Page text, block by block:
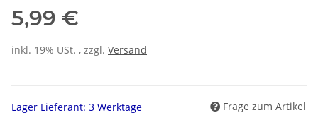
5,99 €
inkl. 19% USt. , zzgl. Versand
Lager Lieferant: 3 Werktage Frage zum Artikel